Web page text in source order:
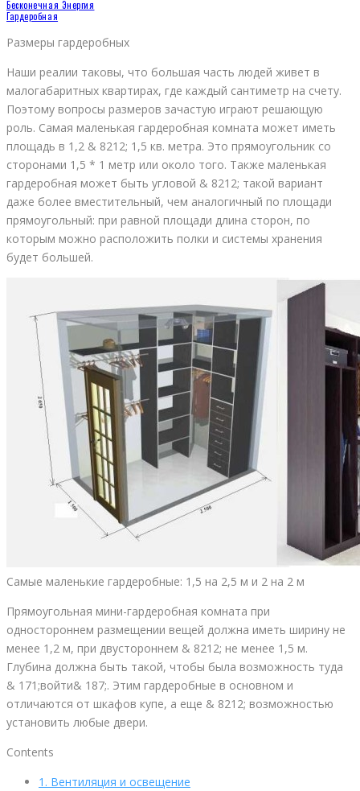
Бесконечная Энергия
Гардеробная
Размеры гардеробных
Наши реалии таковы, что большая часть людей живет в
малогабаритных квартирах, где каждый сантиметр на счету.
Поэтому вопросы размеров зачастую играют решающую
роль. Самая маленькая гардеробная комната может иметь
площадь в 1,2 & 8212; 1,5 кв. метра. Это прямоугольник со
сторонами 1,5 * 1 метр или около того. Также маленькая
гардеробная может быть угловой & 8212; такой вариант
даже более вместительный, чем аналогичный по площади
прямоугольный: при равной площади длина сторон, по
которым можно расположить полки и системы хранения
будет большей.
Самые маленькие гардеробные: 1,5 на 2,5 м и 2 на 2 м
Прямоугольная мини-гардеробная комната при
одностороннем размещении вещей должна иметь ширину не
менее 1,2 м, при двустороннем & 8212; не менее 1,5 м.
Глубина должна быть такой, чтобы была возможность туда
& 171;войти& 187;. Этим гардеробные в основном и
отличаются от шкафов купе, а еще & 8212; возможностью
установить любые двери.
Contents
1. Вентиляция и освещение